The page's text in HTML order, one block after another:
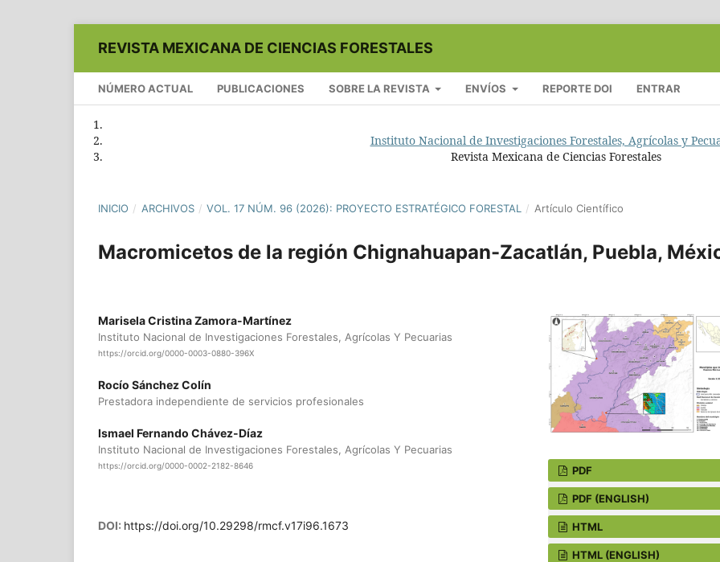
REVISTA MEXICANA DE CIENCIAS FORESTALES
NÚMERO ACTUAL PUBLICACIONES SOBRE LA REVISTA ENVÍOS REPORTE DOI ENTRAR
Instituto Nacional de Investigaciones Forestales, Agrícolas y
Revista Mexicana de Ciencias Forestales
INICIO / ARCHIVOS / VOL. 17 NÚM. 96 (2026): PROYECTO ESTRATÉGICO FORESTAL / Artículo Científico
Macromicetos de la región Chignahuapan-Zacatlán, Puebla,
Marisela Cristina Zamora-Martínez
Instituto Nacional de Investigaciones Forestales, Agrícolas Y Pecuarias
https://orcid.org/0000-0003-0880-396X
Rocío Sánchez Colín
Prestadora independiente de servicios profesionales
Ismael Fernando Chávez-Díaz
Instituto Nacional de Investigaciones Forestales, Agrícolas Y Pecuarias
https://orcid.org/0000-0002-2182-8646
DOI: https://doi.org/10.29298/rmcf.v17i96.1673
PDF
PDF (ENGLISH)
HTML
HTML (ENGLISH)